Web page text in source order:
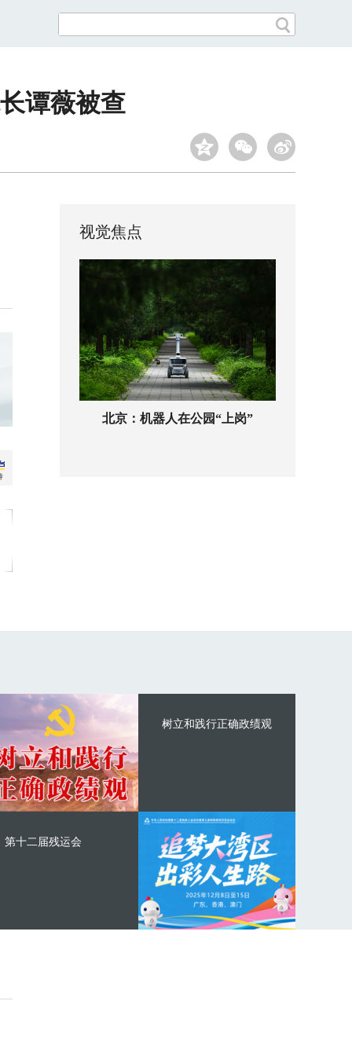
谭薇被查
视觉焦点
北京：机器人在公园“上岗”
树立和践行正确政绩观
第十二届残运会